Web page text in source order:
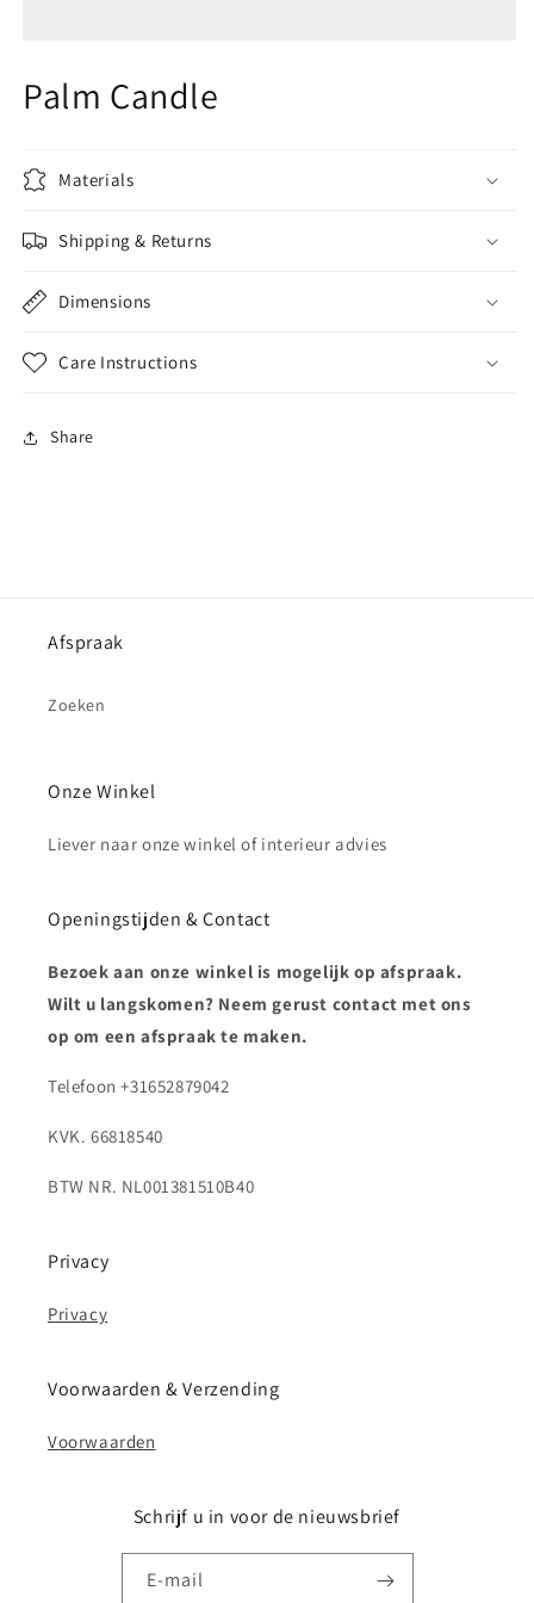
Palm Candle
Materials
Shipping & Returns
Dimensions
Care Instructions
Share
Afspraak
Zoeken
Onze Winkel
Liever naar onze winkel of interieur advies
Openingstijden & Contact
Bezoek aan onze winkel is mogelijk op afspraak.
Wilt u langskomen? Neem gerust contact met ons
op om een afspraak te maken.
Telefoon +31652879042
KVK. 66818540
BTW NR. NL001381510B40
Privacy
Privacy
Voorwaarden & Verzending
Voorwaarden
Schrijf u in voor de nieuwsbrief
E‑mail